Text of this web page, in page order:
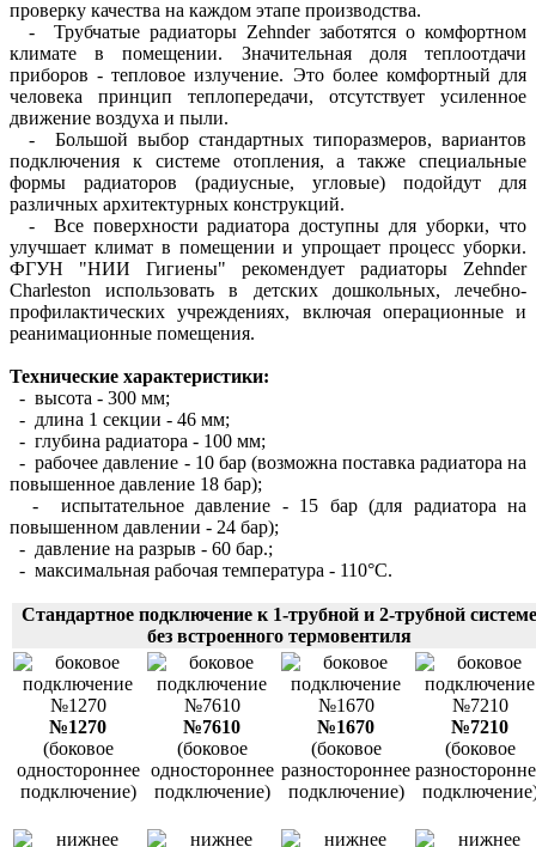
проверку качества на каждом этапе производства.
- Трубчатые радиаторы Zehnder заботятся о комфортном
климате в помещении. Значительная доля теплоотдачи
приборов - тепловое излучение. Это более комфортный для
человека принцип теплопередачи, отсутствует усиленное
движение воздуха и пыли.
- Большой выбор стандартных типоразмеров, вариантов
подключения к системе отопления, а также специальные
формы радиаторов (радиусные, угловые) подойдут для
различных архитектурных конструкций.
- Все поверхности радиатора доступны для уборки, что
улучшает климат в помещении и упрощает процесс уборки.
ФГУН "НИИ Гигиены" рекомендует радиаторы Zehnder
Charleston использовать в детских дошкольных, лечебно-
профилактических учреждениях, включая операционные и
реанимационные помещения.
Технические характеристики:
- высота - 300 мм;
- длина 1 секции - 46 мм;
- глубина радиатора - 100 мм;
- рабочее давление - 10 бар (возможна поставка радиатора на
повышенное давление 18 бар);
- испытательное давление - 15 бар (для радиатора на
повышенном давлении - 24 бар);
- давление на разрыв - 60 бар.;
- максимальная рабочая температура - 110°С.
Стандартное подключение к 1-трубной и 2-трубной системе
без встроенного термовентиля
№1270
(боковое
одностороннее
подключение)
№7610
(боковое
одностороннее
подключение)
№1670
(боковое
разностороннее
подключение)
№7210
(боковое